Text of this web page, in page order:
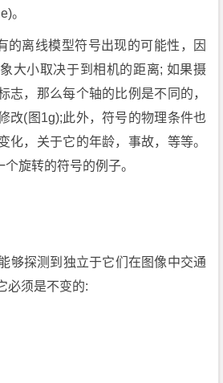
。
的离线模型符号出现的可能性，因
大小取决于到相机的距离; 如果摄
志，那么每个轴的比例是不同的，
改(图1g);此外，符号的物理条件也
化，关于它的年龄，事故，等等。
旋转的符号的例子。
够探测到独立于它们在图像中交通
必须是不变的: